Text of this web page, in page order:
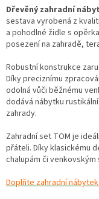
Dřevěný zahradní
sestava vyrobená z
a pohodlné židle s
posezení na zahradě,
Robustní konstrukce
Díky preciznímu
odolná vůči běžnému
dodává nábytku
zahrady.
Zahradní set TOM je
přáteli. Díky klasickému
chalupám či venkovským
Doplňte zahradní